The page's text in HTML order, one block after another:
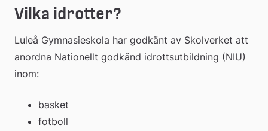
Vilka idrotter?
Luleå Gymnasieskola har godkänt av Skolverket att
anordna Nationellt godkänd idrottsutbildning (NIU)
inom:
basket
fotboll